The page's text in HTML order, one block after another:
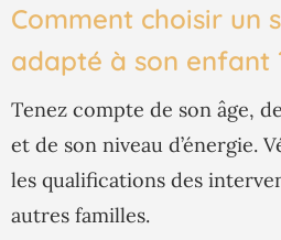
Comment choisir un
adapté à son enfant
Tenez compte de son âge,
et de son niveau d’énergie.
les qualifications des
autres familles.